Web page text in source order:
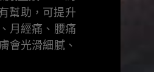
幫助，可提升
月經痛、腰痛
會光滑細膩、